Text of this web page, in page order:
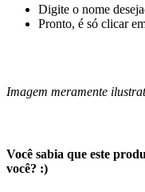
Digite o nome
Pronto, é só clicar
Imagem meramente
Você sabia que este
você? :)